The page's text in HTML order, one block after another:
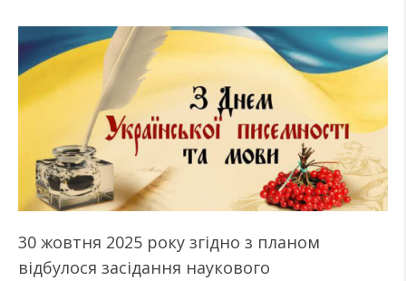
30 жовтня 2025 року згідно з планом
відбулося засідання наукового